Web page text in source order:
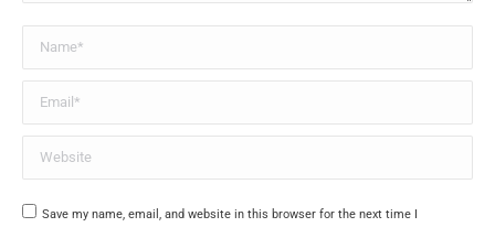
Email *
Website
Save my name, email, and website in this browser for the next time I